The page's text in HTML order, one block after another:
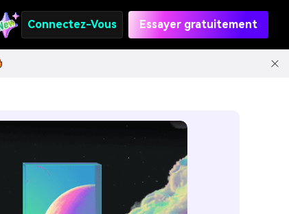
Connectez-Vous Essayer gratuitement